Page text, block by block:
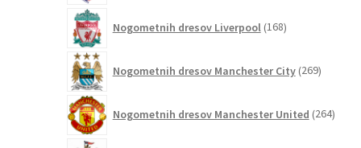
Nogometnih dresov Liverpool 168izdelkov
Nogometnih dresov Manchester City 269izdelkov
Nogometnih dresov Manchester United 264